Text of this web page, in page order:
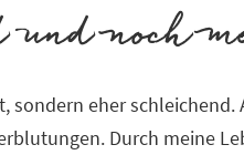
noch
sondern eher
Durch meine